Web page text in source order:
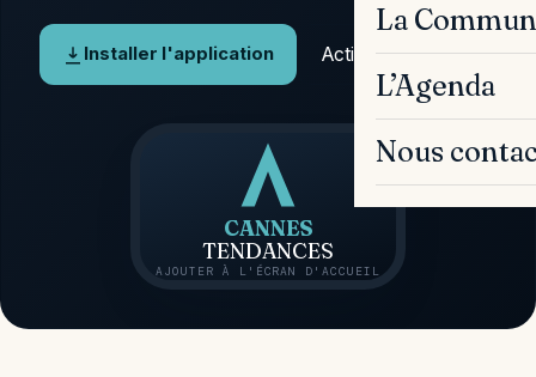
La
L’Agenda
Nous
Installer l'application Activer les alertes
CANNES
TENDANCES
AJOUTER À L'ÉCRAN D'ACCUEIL